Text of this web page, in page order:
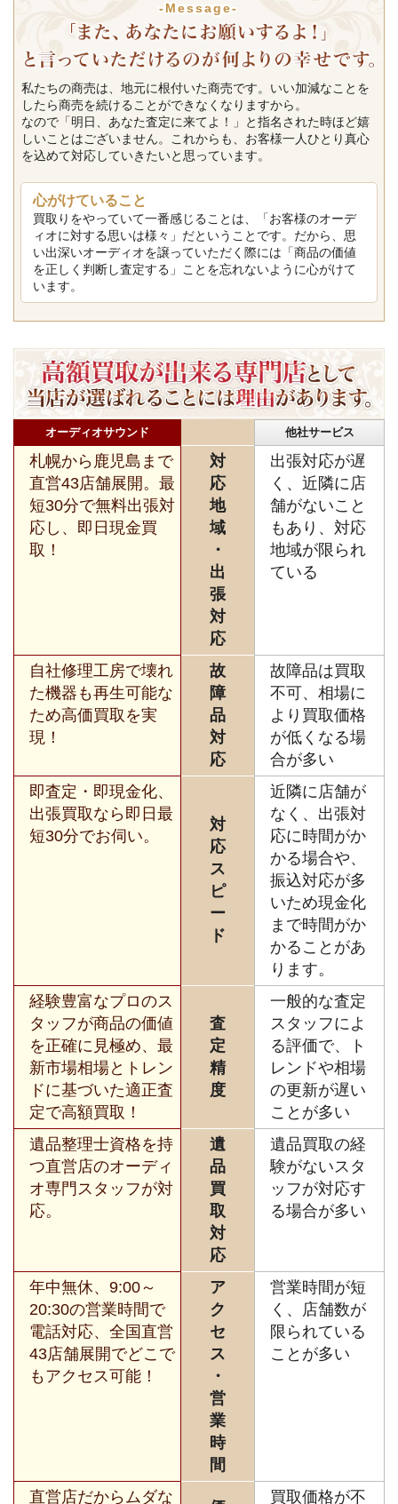
-Message-
私たちの商売は、地元に根付いた商売です。いい加減なことを
したら商売を続けることができなくなりますから。
なので「明日、あなた査定に来てよ！」と指名された時ほど嬉
しいことはございません。これからも、お客様一人ひとり真心
を込めて対応していきたいと思っています。
心がけていること
買取りをやっていて一番感じることは、「お客様のオーデ
ィオに対する思いは様々」だということです。だから、思
い出深いオーディオを譲っていただく際には「商品の価値
を正しく判断し査定する」ことを忘れないように心がけて
います。
オーディオサウンド 他社サービス
札幌から鹿児島まで
直営43店舗展開。最
短30分で無料出張対
応し、即日現金買
取！
対
応
地
域
・
出
張
対
応
出張対応が遅
く、近隣に店
舗がないこと
もあり、対応
地域が限られ
ている
自社修理工房で壊れ
た機器も再生可能な
ため高価買取を実
現！
故
障
品
対
応
故障品は買取
不可、相場に
より買取価格
が低くなる場
合が多い
即査定・即現金化、
出張買取なら即日最
短30分でお伺い。
対
応
ス
ピ
ー
ド
近隣に店舗が
なく、出張対
応に時間がか
かる場合や、
振込対応が多
いため現金化
まで時間がか
かることがあ
ります。
経験豊富なプロのス
タッフが商品の価値
を正確に見極め、最
新市場相場とトレン
ドに基づいた適正査
定で高額買取！
査
定
精
度
一般的な査定
スタッフによ
る評価で、ト
レンドや相場
の更新が遅い
ことが多い
遺品整理士資格を持
つ直営店のオーディ
オ専門スタッフが対
応。
遺
品
買
取
対
応
遺品買取の経
験がないスタ
ッフが対応す
る場合が多い
年中無休、9:00～
20:30の営業時間で
電話対応、全国直営
43店舗展開でどこで
もアクセス可能！
ア
ク
セ
ス
・
営
業
時
間
営業時間が短
く、店舗数が
限られている
ことが多い
直営店だからムダな
買取価格が不